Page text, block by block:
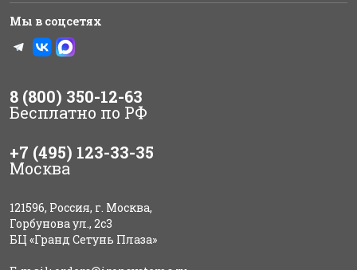
Мы в соцсетях
8 (800) 350-12-63
Бесплатно по РФ
+7 (495) 123-33-35
Москва
121596, Россия, г. Москва,
Горбунова ул., 2с3
БЦ «Гранд Сетунь Плаза»